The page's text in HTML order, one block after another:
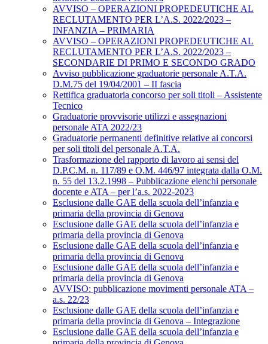
AVVISO – OPERAZIONI PROPEDEUTICHE AL
RECLUTAMENTO PER L’A.S. 2022/2023 –
INFANZIA – PRIMARIA
AVVISO – OPERAZIONI PROPEDEUTICHE AL
RECLUTAMENTO PER L’A.S. 2022/2023 –
SECONDARIE DI PRIMO E SECONDO GRADO
Avviso pubblicazione graduatorie personale A.T.A.
D.M.75 del 19/04/2001 – II fascia
Rettifica graduatoria concorso per soli titoli – Assistente
Tecnico
Graduatorie provvisorie utilizzi e assegnazioni
personale ATA 2022/23
Graduatorie permanenti definitive relative ai concorsi
per soli titoli del personale A.T.A.
Trasformazione del rapporto di lavoro ai sensi del
D.P.C.M. n. 117/89 e O.M. 446/97 integrata dalla O.M.
n. 55 del 13.2.1998 – Pubblicazione elenchi personale
docente e ATA – per l’a.s. 2022-2023
Esclusione dalle GAE della scuola dell’infanzia e
primaria della provincia di Genova
Esclusione dalle GAE della scuola dell’infanzia e
primaria della provincia di Genova
Esclusione dalle GAE della scuola dell’infanzia e
primaria della provincia di Genova
Esclusione dalle GAE della scuola dell’infanzia e
primaria della provincia di Genova
AVVISO: pubblicazione movimenti personale ATA –
a.s. 22/23
Esclusione dalle GAE della scuola dell’infanzia e
primaria della provincia di Genova – Integrazione
Esclusione dalle GAE della scuola dell’infanzia e